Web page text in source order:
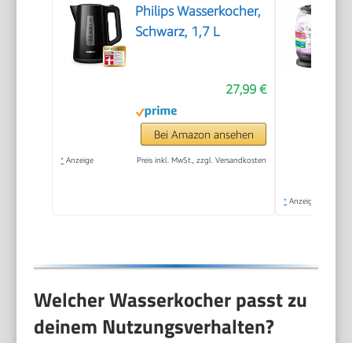
Philips Wasserkocher,
Schwarz, 1,7 L
27,99 €
Bei Amazon ansehen
* Anzeige Preis inkl. MwSt., zzgl. Versandkosten
* Anzeige
Welcher Wasserkocher passt zu
deinem Nutzungsverhalten?